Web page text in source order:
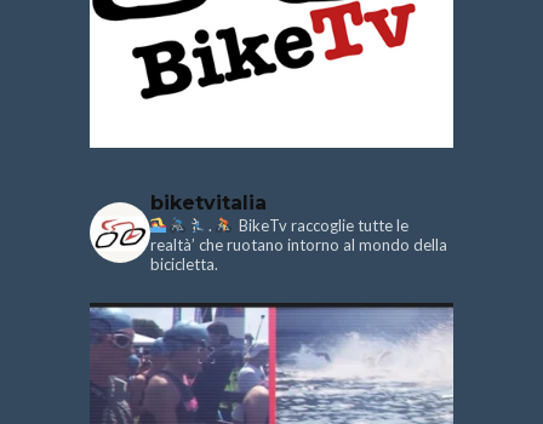
biketvitalia
.
BikeTv raccoglie tutte le
realtà’ che ruotano intorno al mondo della
bicicletta.